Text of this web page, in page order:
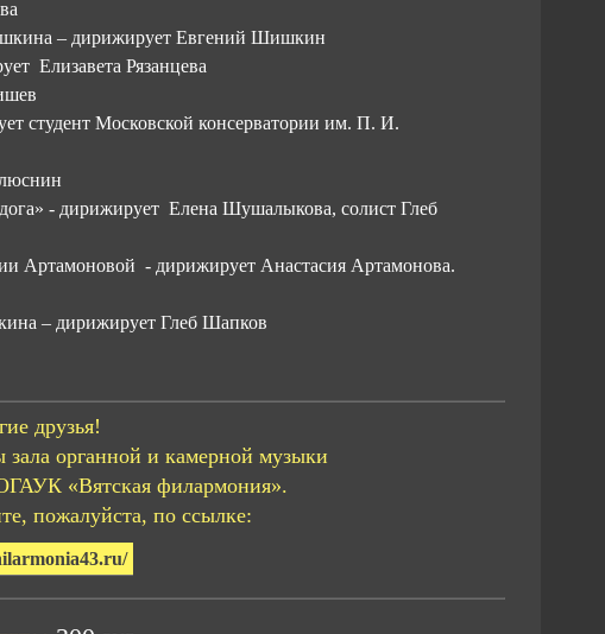
– дирижирует Евгений Шишкин
Елизавета Рязанцева
студент Московской консерватории им. П. И.
- дирижирует Елена Шушалыкова, солист Глеб
Артамоновой - дирижирует Анастасия Артамонова.
– дирижирует Глеб Шапков
друзья!
органной и камерной музыки
«Вятская филармония».
пожалуйста, по ссылке: